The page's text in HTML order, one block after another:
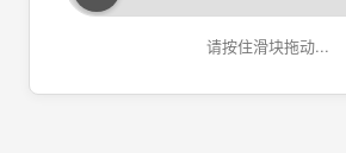
请按住滑块拖动...